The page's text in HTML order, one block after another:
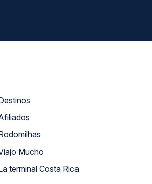
Mucho
La terminal Costa Rica